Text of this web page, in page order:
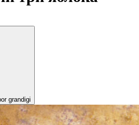
grandigi